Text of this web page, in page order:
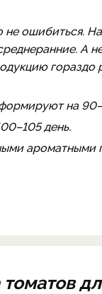
ошибиться.
А
гораздо
на
день.
ароматными